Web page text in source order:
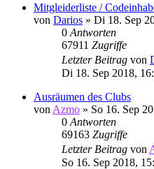
Mitgleiderliste /
von Darios » Di 18. Sep
0 Antworten
67911 Zugriffe
Letzter Beitrag von
Di 18. Sep 2018,
Ausräumen des Clubs
von Azmo » So 16. Sep
0 Antworten
69163 Zugriffe
Letzter Beitrag von
So 16. Sep 2018,